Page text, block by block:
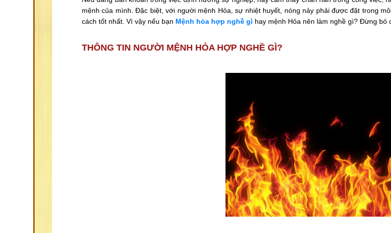
mệnh của mình. Đặc biệt, với người mệnh Hỏa, sự nhiệt huyết, nóng nảy phải được đặt trong
cách tốt nhất. Vì vậy nếu bạn Mệnh hỏa hợp nghề gì hay mệnh Hỏa nên làm nghề gì? Đừng bỏ
THÔNG TIN NGƯỜI MỆNH HỎA HỢP NGHỀ GÌ?